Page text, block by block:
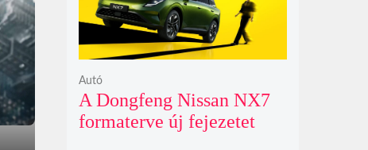
A Dongfeng Nissan NX7
formaterve új fejezetet
Autó